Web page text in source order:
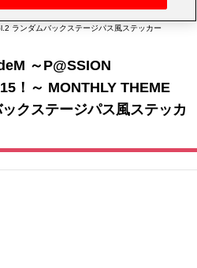
グッズ
電子書籍
ーズ
ランダムバックステージパス風ステッカー
～P@SSION
！～ MONTHLY THEME
クステージパス風ステッカ